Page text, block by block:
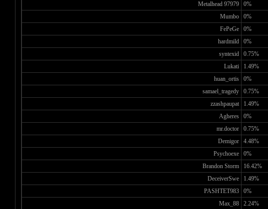
Metalhead 97979
0%
Mumbo
0%
FePeGe
0%
hardmild
0%
syntexid
0.75%
Lukati
1.49%
huan_ortis
0%
samael_tragedy
0.75%
zzashpaupat
1.49%
Agheres
0%
mr.doctor
0.75%
Demigor
4.48%
Psychoexe
0%
Brandon Storm
16.42%
DeceiverSwe
1.49%
PASHTET983
0%
Max_88
2.24%